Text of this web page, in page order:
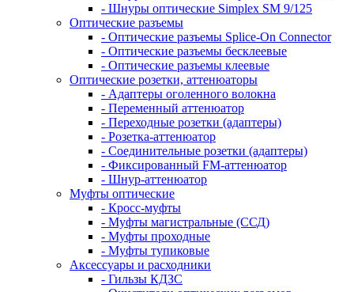
- Шнуры оптические Simplex SM 9/125
Оптические разъемы
- Оптические разъемы Splice-On Connector
- Оптические разъемы бесклеевые
- Оптические разъемы клеевые
Оптические розетки, аттенюаторы
- Адаптеры оголенного волокна
- Переменный аттенюатор
- Переходные розетки (адаптеры)
- Розетка-аттенюатор
- Соединительные розетки (адаптеры)
- Фиксированный FM-аттенюатор
- Шнур-аттенюатор
Муфты оптические
- Кросс-муфты
- Муфты магистральные (ССД)
- Муфты проходные
- Муфты тупиковые
Аксессуары и расходники
- Гильзы КДЗС